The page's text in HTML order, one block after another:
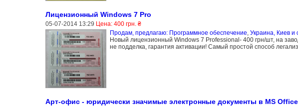
Лицензионный Windows 7 Pro
05-07-2014 13:29 Цена: 400 грн. ₴
Продам, предлагаю: Программное обеспечение, Украина, Киев и
Новый лицензионный Windows 7 Professional- 400 грн/шт, на
не подделка, гарантия активации! Самый простой способ
Арт-офис - юридически значимые электронные документы в MS Office